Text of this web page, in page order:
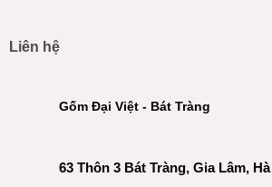
Liên hệ
Gốm Đại Việt - Bát Tràng
63 Thôn 3 Bát Tràng, Gia Lâm,